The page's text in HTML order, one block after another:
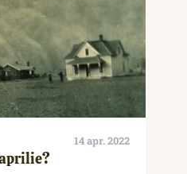
14 apr. 2022